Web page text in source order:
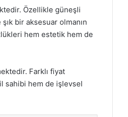
Özellikle güneşli
bir aksesuar olmanın
hem estetik hem de
Farklı fiyat
sahibi hem de işlevsel